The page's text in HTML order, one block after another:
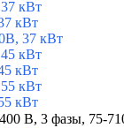
кВт
кВт
37 кВт
кВт
кВт
кВт
кВт
В, 3 фазы, 75-